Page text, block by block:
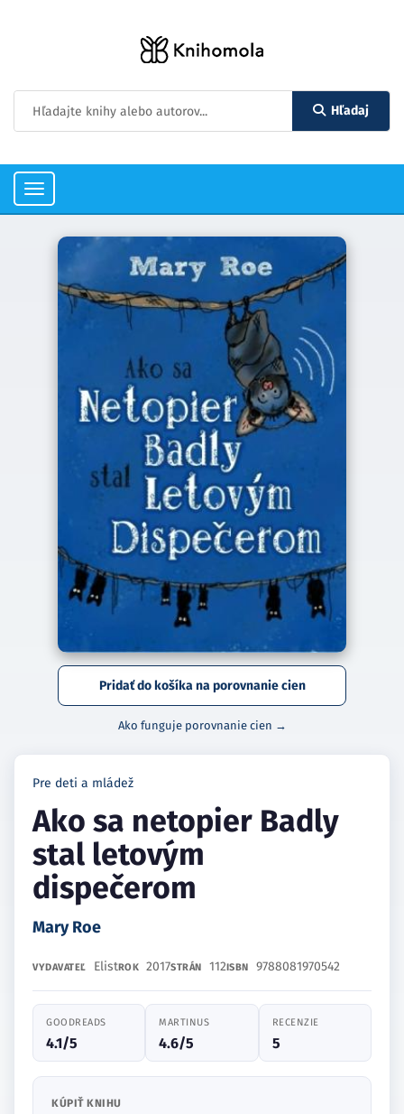
Hľadaj
Toggle
navigation
Pridať do košíka na porovnanie cien
Ako funguje porovnanie cien →
Pre deti a mládež
Ako sa netopier Badly
stal letovým
dispečerom
Mary Roe
VYDAVATEĽ ElistROK 2017STRÁN 112ISBN 9788081970542
GOODREADS
4.1/5
MARTINUS
4.6/5
RECENZIE
5
KÚPIŤ KNIHU